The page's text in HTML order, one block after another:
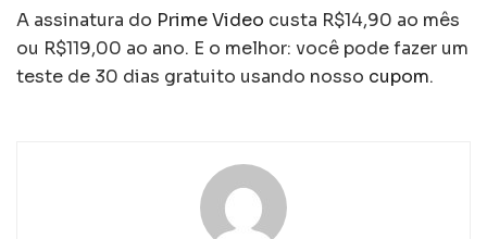
A assinatura do Prime Video custa R$14,90 ao mês
ou R$119,00 ao ano. E o melhor: você pode fazer um
teste de 30 dias gratuito usando nosso cupom.